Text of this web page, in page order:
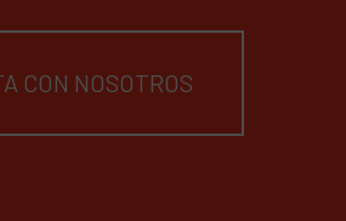
CON NOSOTROS